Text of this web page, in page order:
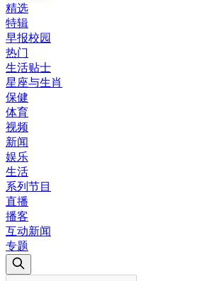
精选
特辑
早报校园
热门
生活贴士
星座与生肖
保健
体育
视频
新闻
娱乐
生活
系列节目
直播
播客
互动新闻
专题